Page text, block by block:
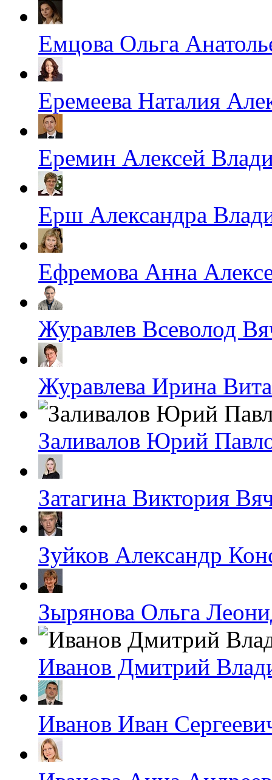
Емцова Ольга
Еремеева Наталия
Еремин Алексей
Ерш Александра
Ефремова Анна
Журавлев Всеволод
Журавлева Ирина
Заливалов Юрий
Затагина Виктория
Зуйков Александр
Зырянова Ольга
Иванов Дмитрий
Иванов Иван